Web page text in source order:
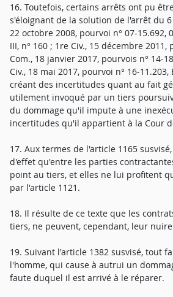
16. Toutefois, certains arrêts ont pu
s'éloignant de la solution de l'arrêt du 6
22 octobre 2008, pourvoi n° 07-15.692,
III, n° 160 ; 1re Civ., 15 décembre 2011,
Com., 18 janvier 2017, pourvois n° 14-
Civ., 18 mai 2017, pourvoi n° 16-11.203,
créant des incertitudes quant au fait
utilement invoqué par un tiers
du dommage qu'il impute à une
incertitudes qu'il appartient à la Cour
17. Aux termes de l'article 1165
d'effet qu'entre les parties
point au tiers, et elles ne lui profitent
par l'article 1121.
18. Il résulte de ce texte que les
tiers, ne peuvent, cependant, leur
19. Suivant l'article 1382 susvisé, tout
l'homme, qui cause à autrui un
faute duquel il est arrivé à le réparer.